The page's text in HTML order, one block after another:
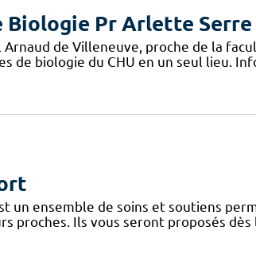
Biologie Pr Arlette Serre
de Villeneuve, proche de la
de biologie du CHU en un seul lieu.
un ensemble de soins et soutiens
proches. Ils vous seront proposés